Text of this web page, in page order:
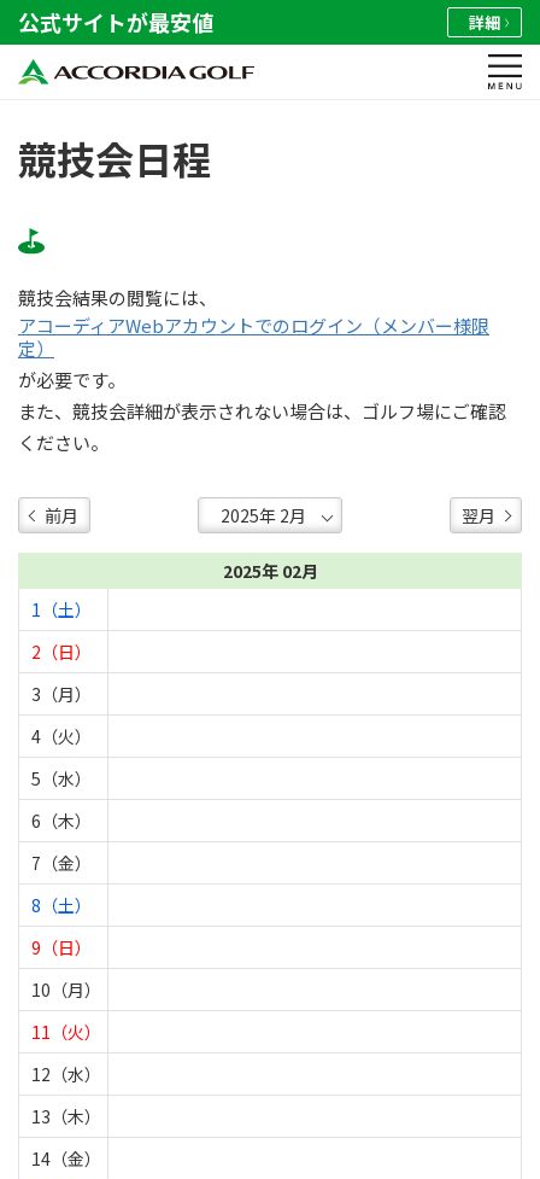
公式サイトが最安値 詳細
競技会日程
競技会結果の閲覧には、
アコーディアWebアカウントでのログイン（メンバー様限
定）
が必要です。
また、競技会詳細が表示されない場合は、ゴルフ場にご確認
ください。
前月 翌月
2025年 02月
1（土）
2（日）
3（月）
4（火）
5（水）
6（木）
7（金）
8（土）
9（日）
10（月）
11（火）
12（水）
13（木）
14（金）